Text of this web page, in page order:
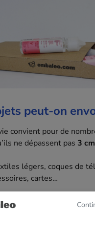
peut-on
convient pour de
ne dépassent pas 3
légers, coques de
cartes…
utiliser
enveloppes